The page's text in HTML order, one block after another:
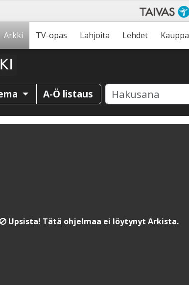
Arkki TV-opas Lahjoita Lehdet Kauppa
A-Ö listaus
Upsista! Tätä ohjelmaa ei löytynyt Arkista.